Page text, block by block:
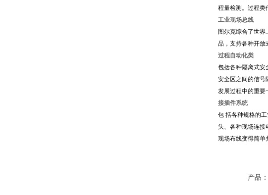
程量检测。过程类
工业现场总线
图尔克综合了世
品，支持各种开放
过程自动化类
包括各种隔离式安
安全区之间的信号
发展过程中的重要
接插件系统
包 括各种规格的
头、各种现场连接
现场布线变得简单
产品：